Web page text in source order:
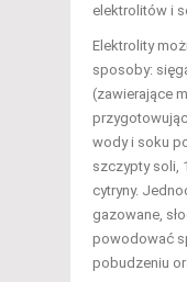
elektrolitów i
Elektrolity
sposoby:
(zawierające
wody i soku
szczypty soli,
cytryny.
gazowane,
powodować
pobudzeniu